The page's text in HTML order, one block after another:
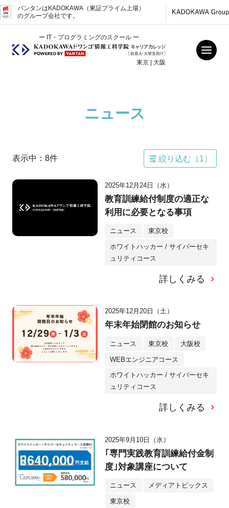
バンタンはKADOKAWA（東証プライム上場）
のグループ会社です。
ー IT・プログラミングのスクール ー
東京 | 大阪
ニュース
表示中： 8件 絞り込む（1）
2025年12月24日（水）
教育訓練給付制度の適正な
利用に必要となる事項
ニュース 東京校
ホワイトハッカー / サイバーセキ
ュリティコース
詳しくみる
2025年12月20日（土）
年末年始閉館のお知らせ
ニュース 東京校 大阪校
WEBエンジニアコース
ホワイトハッカー / サイバーセキ
ュリティコース
詳しくみる
2025年9月10日（水）
｢専門実践教育訓練給付金制
度｣対象講座について
ニュース メディアトピックス
東京校